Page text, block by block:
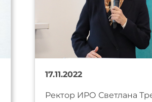
17.11.2022
Ректор ИРО Светлана